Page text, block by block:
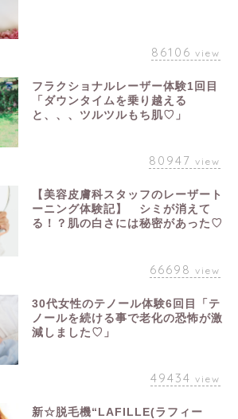
86106 view
フラクショナルレーザー体験1回目
「ダウンタイムを乗り越える
と、、、ツルツルもち肌♡」
80947 view
【美容皮膚科スタッフのレーザート
ーニング体験記】 シミが消えて
る！？肌の白さには秘密があった♡
66698 view
30代女性のテノール体験6回目「テ
ノールを続ける事で老化の恐怖が激
減しました♡」
49434 view
新☆脱毛機“LAFILLE(ラフィー